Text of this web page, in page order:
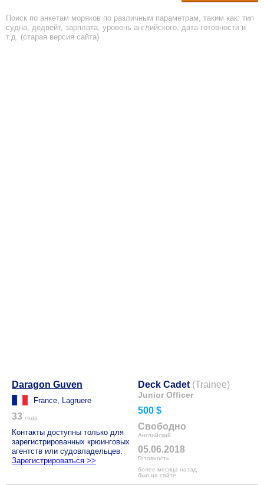
Поиск по анкетам моряков по различным параметрам, таким как: тип
судна, дедвейт, зарплата, уровень английского, дата готовности и
т.д. (старая версия сайта)
Daragon Guven
France, Lagruere
33 года
Контакты доступны только для
зарегистрированных крюинговых
агентств или судовладельцев.
Зарегистрироваться >>
Deck Cadet (Trainee)
Junior Officer
500 $
Свободно
Английский
05.06.2018
Готовность
более месяца назад
был на сайте